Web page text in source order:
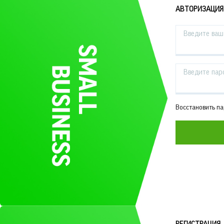
АВТОРИЗАЦИЯ
Введите
Введите
Восстановить